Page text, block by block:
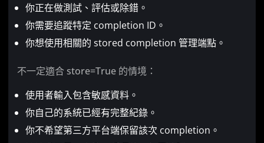
你正在做測試、評估或除錯。
你需要追蹤特定 completion ID。
你想使用相關的 stored completion 管理端點。
不一定適合 store=True 的情境：
使用者輸入包含敏感資料。
你自己的系統已經有完整紀錄。
你不希望第三方平台端保留該次 completion。